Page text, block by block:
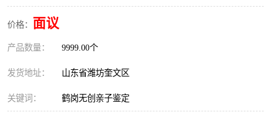
价格： 面议
产品数量： 9999.00个
发货地址： 山东省潍坊奎文区
关键词： 鹤岗无创亲子鉴定